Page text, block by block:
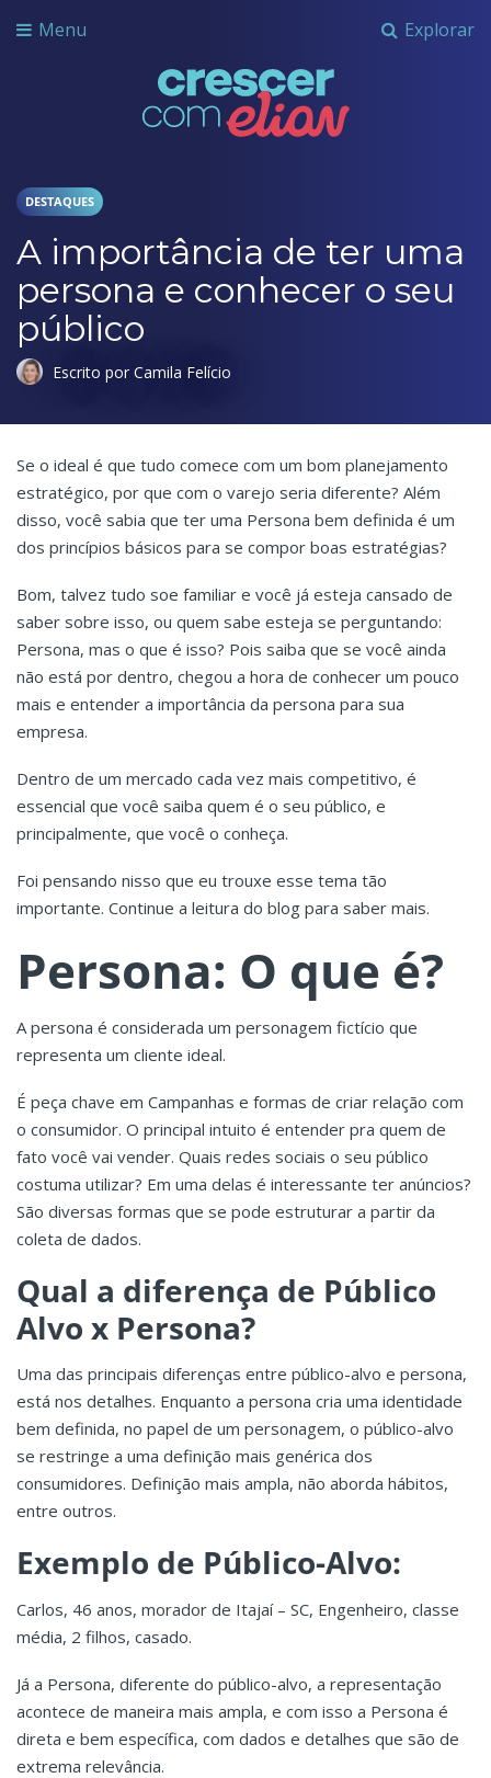
Explorar
Menu
Crescer com Grupo Elian
DESTAQUES
A importância de ter uma
persona e conhecer o seu
público
Escrito por Camila Felício
Se o ideal é que tudo comece com um bom planejamento
estratégico, por que com o varejo seria diferente? Além
disso, você sabia que ter uma Persona bem definida é um
dos princípios básicos para se compor boas estratégias?
Bom, talvez tudo soe familiar e você já esteja cansado de
saber sobre isso, ou quem sabe esteja se perguntando:
Persona, mas o que é isso? Pois saiba que se você ainda
não está por dentro, chegou a hora de conhecer um pouco
mais e entender a importância da persona para sua
empresa.
Dentro de um mercado cada vez mais competitivo, é
essencial que você saiba quem é o seu público, e
principalmente, que você o conheça.
Foi pensando nisso que eu trouxe esse tema tão
importante. Continue a leitura do blog para saber mais.
Persona: O que é?
A persona é considerada um personagem fictício que
representa um cliente ideal.
É peça chave em Campanhas e formas de criar relação com
o consumidor. O principal intuito é entender pra quem de
fato você vai vender. Quais redes sociais o seu público
costuma utilizar? Em uma delas é interessante ter anúncios?
São diversas formas que se pode estruturar a partir da
coleta de dados.
Qual a diferença de Público
Alvo x Persona?
Uma das principais diferenças entre público-alvo e persona,
está nos detalhes. Enquanto a persona cria uma identidade
bem definida, no papel de um personagem, o público-alvo
se restringe a uma definição mais genérica dos
consumidores. Definição mais ampla, não aborda hábitos,
entre outros.
Exemplo de Público-Alvo:
Carlos, 46 anos, morador de Itajaí – SC, Engenheiro, classe
média, 2 filhos, casado.
Já a Persona, diferente do público-alvo, a representação
acontece de maneira mais ampla, e com isso a Persona é
direta e bem específica, com dados e detalhes que são de
extrema relevância.